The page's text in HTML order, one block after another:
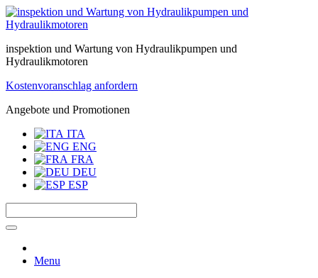
inspektion und Wartung von Hydraulikpumpen und
Hydraulikmotoren
Kostenvoranschlag anfordern
Angebote und Promotionen
ITA
ENG
FRA
DEU
ESP
Menu